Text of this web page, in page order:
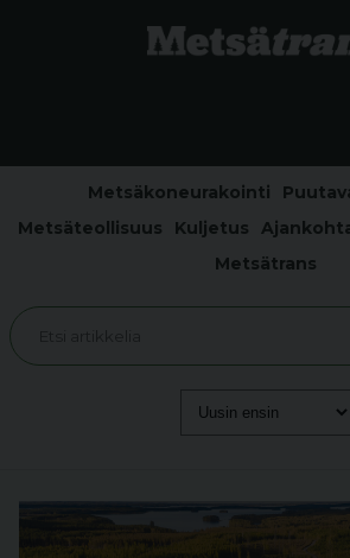
Metsäkoneurakointi
Metsäteollisuus
Kuljetus
Metsätrans